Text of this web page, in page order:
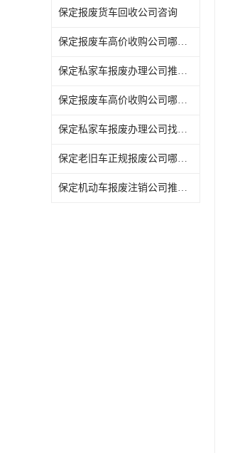
保定报废货车回收公司咨询
保定报废车高价收购公司哪家便宜
保定私家车报废办理公司推荐几家
保定报废车高价收购公司哪家强
保定私家车报废办理公司找哪家
保定老旧车正规报废公司哪家可靠
保定机动车报废注销公司推荐几家